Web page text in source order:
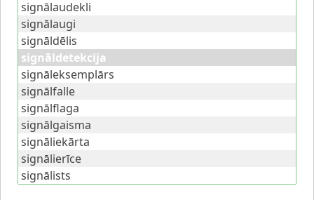
signālaudekli
signālaugi
signāldēlis
signāldetekcija
signāleksemplārs
signālfalle
signālflaga
signālgaisma
signāliekārta
signālierīce
signālists